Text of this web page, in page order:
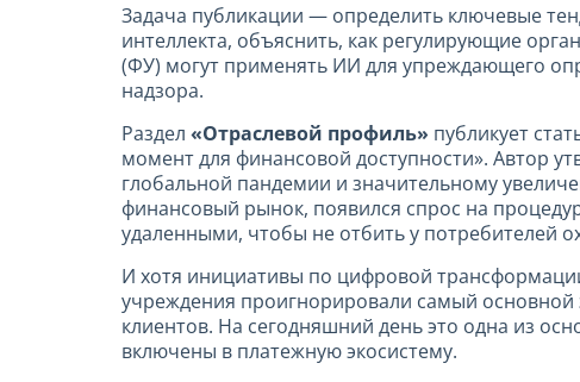
Задача публикации — определить ключевые
интеллекта, объяснить, как регулирующие
(ФУ) могут применять ИИ для упреждающего
надзора.
Раздел «Отраслевой профиль» публикует
момент для финансовой доступности». Автор
глобальной пандемии и значительному
финансовый рынок, появился спрос на
удаленными, чтобы не отбить у потребителей
И хотя инициативы по цифровой
учреждения проигнорировали самый основной
клиентов. На сегодняшний день это одна из
включены в платежную экосистему.